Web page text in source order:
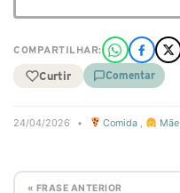
COMPARTILHAR:
Curtir Comentar
24/04/2026 • Comida , Mãe
« FRASE ANTERIOR